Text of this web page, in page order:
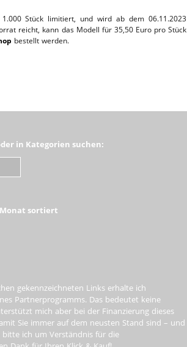
Stück limitiert, und wird ab dem 06.11.2023
reicht, kann das Modell für 35,50 Euro pro Stück
bestellt werden.
in Kategorien suchen:
sortiert
gekennzeichneten Links erhalte ich
Partnerprogramms. Das bedeutet keine
mich aber bei der Finanzierung dieses
Sie immer auf dem neusten Stand sind – und
ich um Verständnis für die